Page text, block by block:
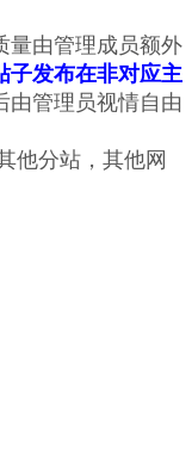
量由管理成员额外
子发布在非对应主
由管理员视情自由
他分站，其他网